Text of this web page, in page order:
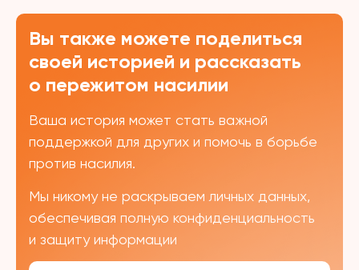
Вы также можете поделиться
своей историей и рассказать
о пережитом насилии
Ваша история может стать важной
поддержкой для других и помочь в борьбе
против насилия.
Мы никому не раскрываем личных данных,
обеспечивая полную конфиденциальность
и защиту информации